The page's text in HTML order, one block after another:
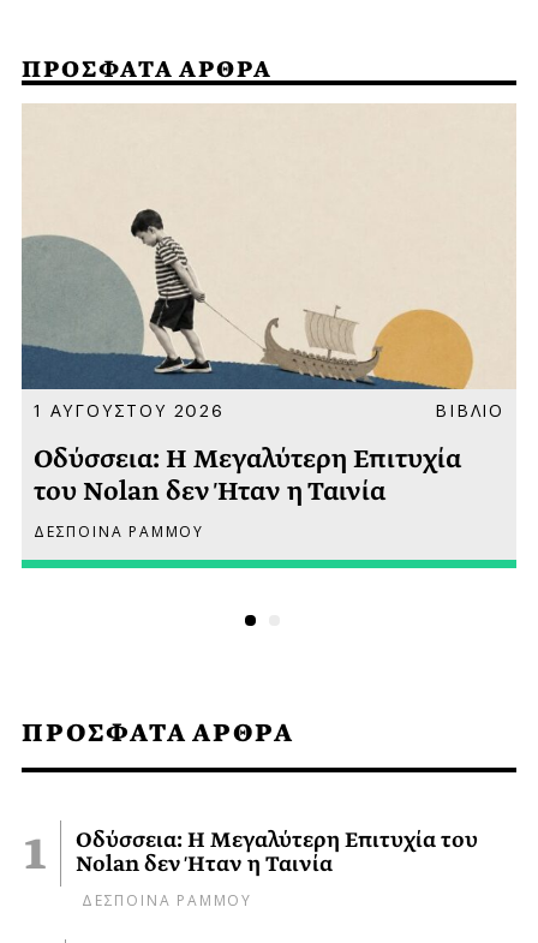
ΠΡΟΣΦΑΤΑ ΑΡΘΡΑ
Οδύσσεια: Η Μεγαλύτερη Επιτυχία του
Nolan δεν Ήταν η Ταινία
ΔΕΣΠΟΙΝΑ ΡΑΜΜΟΥ
ΠΡΟΣΦΑΤΑ ΑΡΘΡΑ
1 ΑΥΓΟΥΣΤΟΥ 2026 ΒΙΒΛΙΟ
Οδύσσεια: Η Μεγαλύτερη Επιτυχία
του Nolan δεν Ήταν η Ταινία
ΔΕΣΠΟΙΝΑ ΡΑΜΜΟΥ